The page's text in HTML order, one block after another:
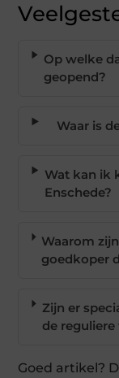
Op welke
geopend?
Waar is
Wat kan ik
Enschede?
Waarom
goedkoper
Zijn er
de
Goed artikel?